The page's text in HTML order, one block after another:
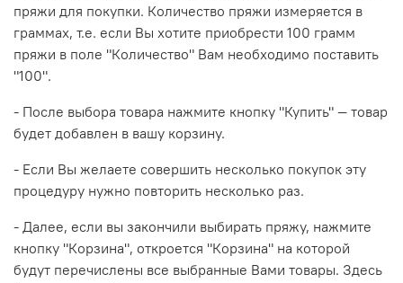
пряжи для покупки. Количество пряжи измеряется в
граммах, т.е. если Вы хотите приобрести 100 грамм
пряжи в поле "Количество" Вам необходимо поставить
"100".
- После выбора товара нажмите кнопку "Купить" — товар
будет добавлен в вашу корзину.
- Если Вы желаете совершить несколько покупок эту
процедуру нужно повторить несколько раз.
- Далее, если вы закончили выбирать пряжу, нажмите
кнопку "Корзина", откроется "Корзина" на которой
будут перечислены все выбранные Вами товары. Здесь